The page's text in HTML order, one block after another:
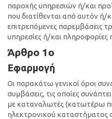
παροχής υπηρεσιών ή/και
που διατίθενται από αυτόν ή/
επιτρεπόμενες παρεμβάσεις
υπηρεσίες ή/και πληροφορίες
Άρθρο 1ο
Εφαρμογή
Οι παρακάτω γενικοί όροι
συμβάσεις, τις οποίες
με καταναλωτές (κατωτέρω
ηλεκτρονικού